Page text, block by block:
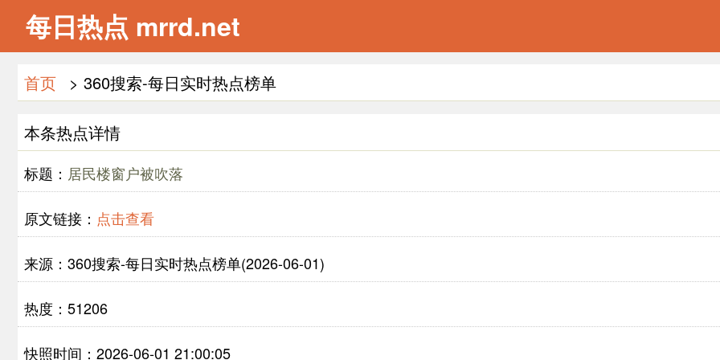
每日热点 mrrd.net
首页 > 360搜索-每日实时热点榜单
本条热点详情
标题： 居民楼窗户被吹落
原文链接： 点击查看
来源：360搜索-每日实时热点榜单(2026-06-01)
热度：51206
快照时间：2026-06-01 21:00:05